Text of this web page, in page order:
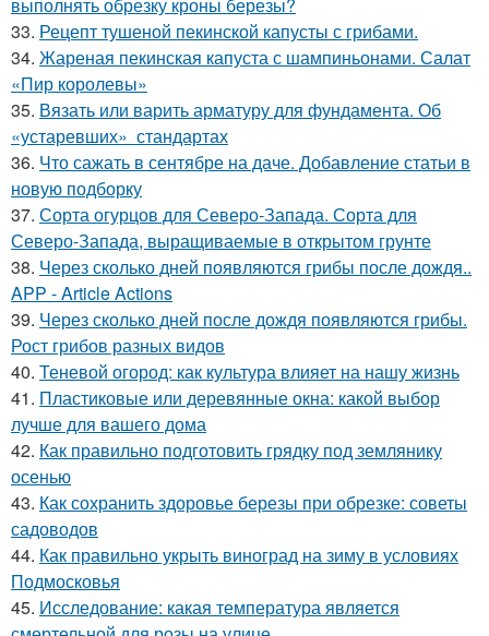
выполнять обрезку кроны березы?
33. Рецепт тушеной пекинской капусты с грибами.
34. Жареная пекинская капуста с шампиньонами. Салат
«Пир королевы»
35. Вязать или варить арматуру для фундамента. Об
«устаревших» стандартах
36. Что сажать в сентябре на даче. Добавление статьи в
новую подборку
37. Сорта огурцов для Северо-Запада. Сорта для
Северо-Запада, выращиваемые в открытом грунте
38. Через сколько дней появляются грибы после дождя..
APP - Article Actions
39. Через сколько дней после дождя появляются грибы.
Рост грибов разных видов
40. Теневой огород: как культура влияет на нашу жизнь
41. Пластиковые или деревянные окна: какой выбор
лучше для вашего дома
42. Как правильно подготовить грядку под землянику
осенью
43. Как сохранить здоровье березы при обрезке: советы
садоводов
44. Как правильно укрыть виноград на зиму в условиях
Подмосковья
45. Исследование: какая температура является